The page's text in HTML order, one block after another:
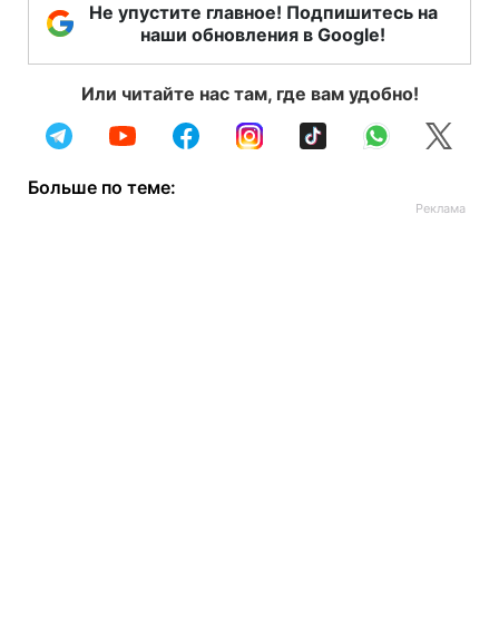
Не упустите главное! Подпишитесь на
наши обновления в Google!
Или читайте нас там, где вам удобно!
Больше по теме: